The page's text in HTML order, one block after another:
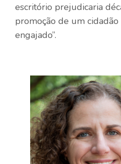
escritório prejudicaria
promoção de um
engajado”.